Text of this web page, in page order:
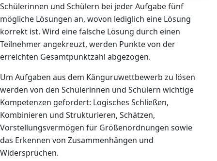
Schülerinnen und Schülern bei jeder Aufgabe fünf
mögliche Lösungen an, wovon lediglich eine Lösung
korrekt ist. Wird eine falsche Lösung durch einen
Teilnehmer angekreuzt, werden Punkte von der
erreichten Gesamtpunktzahl abgezogen.
Um Aufgaben aus dem Känguruwettbewerb zu lösen
werden von den Schülerinnen und Schülern wichtige
Kompetenzen gefordert: Logisches Schließen,
Kombinieren und Strukturieren, Schätzen,
Vorstellungsvermögen für Größenordnungen sowie
das Erkennen von Zusammenhängen und
Widersprüchen.